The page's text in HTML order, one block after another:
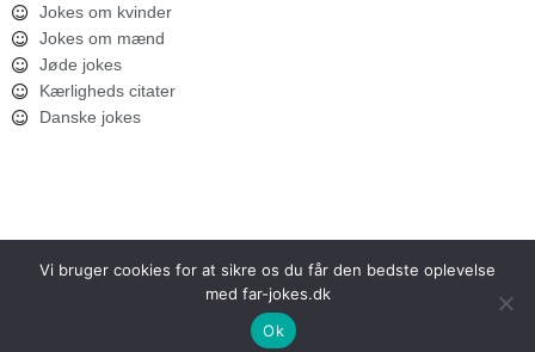
Jokes om kvinder
Jokes om mænd
Jøde jokes
Kærligheds citater
Danske jokes
SITEMAP PRIVATLIVSPOLITIK
Copyright © 2026 Far Jokes
Vi bruger cookies for at sikre os du får den bedste oplevelse
med far-jokes.dk
Ok